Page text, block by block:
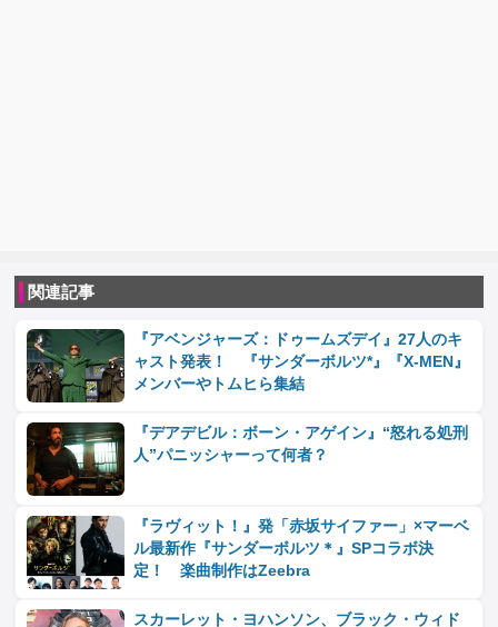
関連記事
『アベンジャーズ：ドゥームズデイ』27人のキ
ャスト発表！ 『サンダーボルツ*』『X-MEN』
メンバーやトムヒら集結
『デアデビル：ボーン・アゲイン』“怒れる処刑
人”パニッシャーって何者？
『ラヴィット！』発「赤坂サイファー」×マーベ
ル最新作『サンダーボルツ＊』SPコラボ決
定！ 楽曲制作はZeebra
スカーレット・ヨハンソン、ブラック・ウィド